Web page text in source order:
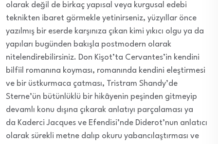
olarak değil de birkaç yapısal veya kurgusal edebi
teknikten ibaret görmekle yetinirseniz, yüzyıllar önce
yazılmış bir eserde karşınıza çıkan kimi yıkıcı olgu ya da
yapıları bugünden bakışla postmodern olarak
nitelendirebilirsiniz. Don Kişot’ta Cervantes’in kendini
bilfiil romanına koyması, romanında kendini eleştirmesi
ve bir üstkurmaca çatması, Tristram Shandy’de
Sterne’ün bütünlüklü bir hikâyenin peşinden gitmeyip
devamlı konu dışına çıkarak anlatıyı parçalaması ya
da Kaderci Jacques ve Efendisi’nde Diderot’nun anlatıcı
olarak sürekli metne dalıp okuru yabancılaştırması ve